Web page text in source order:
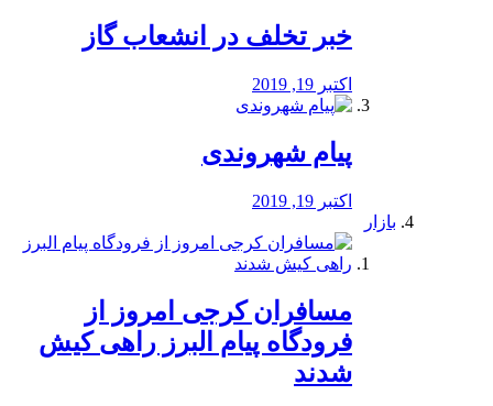
خبر تخلف در انشعاب گاز
اکتبر 19, 2019
پیام شهروندی
اکتبر 19, 2019
بازار
مسافران کرجی امروز از
فرودگاه پیام البرز راهی کیش
شدند